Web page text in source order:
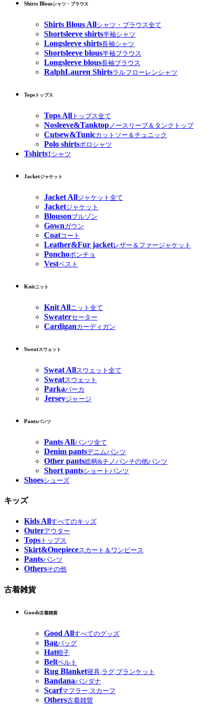
Shirts Blousシャツ・ブラウス
Shirts Blous Allシャツ・ブラウス全て
Shortsleeve shirts半袖シャツ
Longsleeve shirts長袖シャツ
Shortsleeve blous半袖ブラウス
Longsleeve blous長袖ブラウス
RalphLauren Shirtsラルフローレンシャツ
Tops トップス
Tops All トップス全て
Nosleeve&Tanktop ノースリーブ＆タンクトップ
Cutsew&Tunicカットソー＆チュニック
Polo shirtsポロシャツ
TshirtsTシャツ
Jacketジャケット
Jacket Allジャケット全て
Jacketジャケット
Blousonブルゾン
Gownガウン
Coatコート
Leather&Fur jacketレザー＆ファージャケット
Ponchoポンチョ
Vestベスト
Knitニット
Knit Allニット全て
Sweaterセーター
Cardiganカーディガン
Sweatスウェット
Sweat Allスウェット全て
Sweatスウェット
Parkaパーカ
Jerseyジャージ
Pantsパンツ
Pants Allパンツ全て
Denim pantsデニムパンツ
Other pants総柄&チノパンその他パンツ
Short pantsショートパンツ
Shoesシューズ
キッズ
Kids Allすべてのキッズ
Outerアウター
Tops トップス
Skirt&Onepieceスカート＆ワンピース
Pantsパンツ
Othersその他
古着雑貨
Goods古着雑貨
Good Allすべてのグッズ
Bagバッグ
Hat帽子
Beltベルト
Rug Blanket寝具,ラグ,ブランケット
Bandanaバンダナ
Scarfマフラー,スカーフ
Others古着雑貨